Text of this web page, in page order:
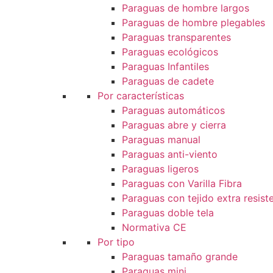
Paraguas de hombre largos
Paraguas de hombre plegables
Paraguas transparentes
Paraguas ecológicos
Paraguas Infantiles
Paraguas de cadete
Por características
Paraguas automáticos
Paraguas abre y cierra
Paraguas manual
Paraguas anti-viento
Paraguas ligeros
Paraguas con Varilla Fibra
Paraguas con tejido extra
Paraguas doble tela
Normativa CE
Por tipo
Paraguas tamaño grande